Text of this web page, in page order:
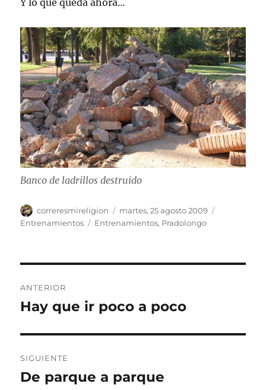
Y lo que queda ahora…
Banco de ladrillos destruido
Autor
correresmireligion
Publicado
el
martes, 25 agosto 2009
Entrenamientos
Etiquetas
Entrenamientos, Pradolongo
de
ANTERIOR
Entrada
Hay que ir poco a poco
SIGUIENTE
Entrada
De parque a parque